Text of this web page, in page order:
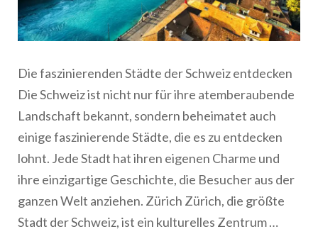
Die faszinierenden Städte der Schweiz entdecken
Die Schweiz ist nicht nur für ihre atemberaubende
Landschaft bekannt, sondern beheimatet auch
einige faszinierende Städte, die es zu entdecken
lohnt. Jede Stadt hat ihren eigenen Charme und
ihre einzigartige Geschichte, die Besucher aus der
ganzen Welt anziehen. Zürich Zürich, die größte
Stadt der Schweiz, ist ein kulturelles Zentrum …